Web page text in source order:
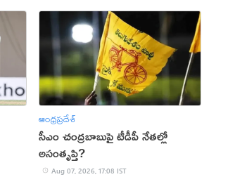
ఆంధ్రప్రదేశ్
సీఎం చంద్రబాబుపై టీడీపీ నేతల్లో
అసంతృప్తి?
Aug 07, 2026, 17:08 IST